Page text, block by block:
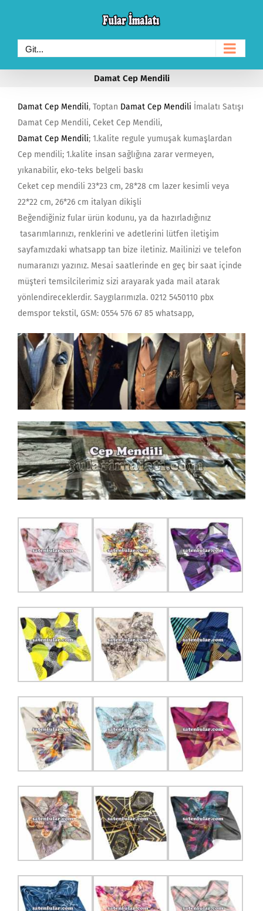
content
Git...
Damat Cep Mendili
Damat Cep Mendili, Toptan Damat Cep Mendili İmalatı Satışı
Damat Cep Mendili, Ceket Cep Mendili,
Damat Cep Mendili; 1.kalite regule yumuşak kumaşlardan
Cep mendili; 1.kalite insan sağlığına zarar vermeyen,
yıkanabilir, eko-teks belgeli baskı
Ceket cep mendili 23*23 cm, 28*28 cm lazer kesimli veya
22*22 cm, 26*26 cm italyan dikişli
Beğendiğiniz fular ürün kodunu, ya da hazırladığınız
tasarımlarınızı, renklerini ve adetlerini lütfen iletişim
sayfamızdaki whatsapp tan bize iletiniz. Mailinizi ve telefon
numaranızı yazınız. Mesai saatlerinde en geç bir saat içinde
müşteri temsilcilerimiz sizi arayarak yada mail atarak
yönlendireceklerdir. Saygılarımızla. 0212 5450110 pbx
demspor tekstil, GSM: 0554 576 67 85 whatsapp,